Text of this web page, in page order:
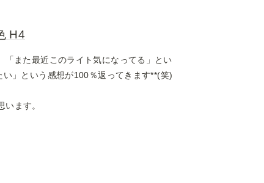
H4
また最近このライト気になってる」とい
」という感想が100％返ってきます**(笑)
ます。